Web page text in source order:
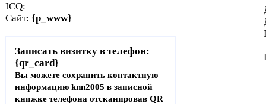
ICQ:
Сайт: {p_www}
Записать визитку в телефон:
{qr_card}
Вы можете сохранить контактную
информацию knn2005 в записной
книжке телефона отсканировав QR